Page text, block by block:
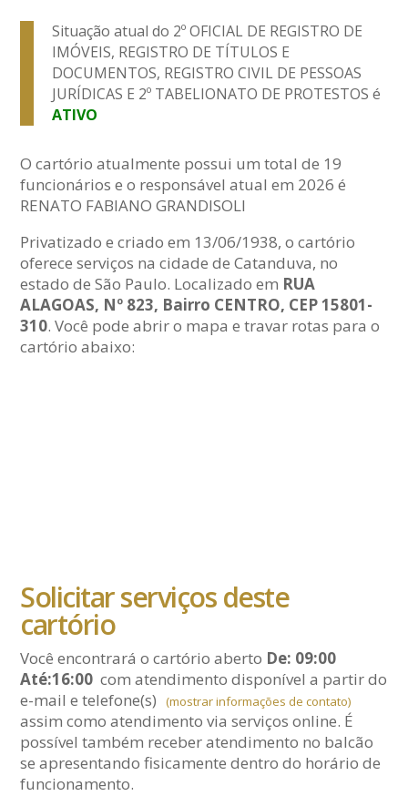
Situação atual do 2º OFICIAL DE REGISTRO DE
IMÓVEIS, REGISTRO DE TÍTULOS E
DOCUMENTOS, REGISTRO CIVIL DE PESSOAS
JURÍDICAS E 2º TABELIONATO DE PROTESTOS é
ATIVO
O cartório atualmente possui um total de 19
funcionários e o responsável atual em 2026 é
RENATO FABIANO GRANDISOLI
Privatizado e criado em 13/06/1938, o cartório
oferece serviços na cidade de Catanduva, no
estado de São Paulo. Localizado em RUA
ALAGOAS, Nº 823, Bairro CENTRO, CEP 15801-
310. Você pode abrir o mapa e travar rotas para o
cartório abaixo:
Solicitar serviços deste
cartório
Você encontrará o cartório aberto De: 09:00
Até:16:00 com atendimento disponível a partir do
e-maile telefone(s) (mostrar informações de contato)
assim como atendimento via serviços online. É
possível também receber atendimento no balcão
se apresentando fisicamente dentro do horário de
funcionamento.